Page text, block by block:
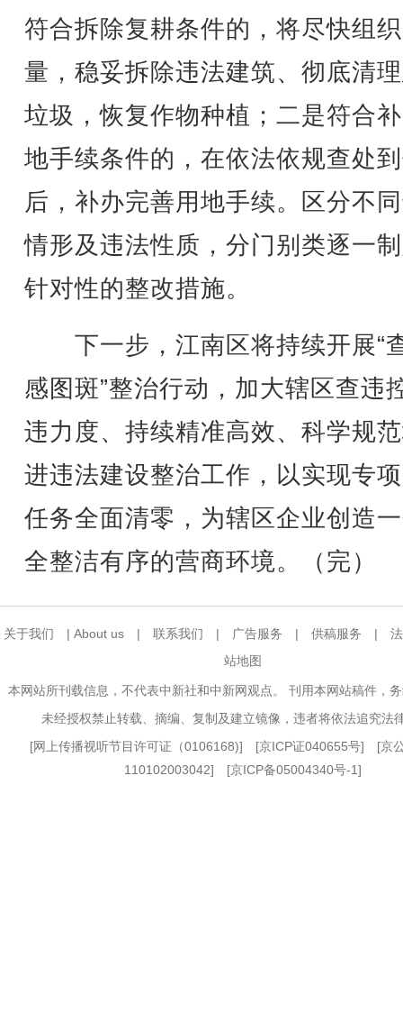
符合拆除复耕条件的，将尽快组
量，稳妥拆除违法建筑、彻底清
垃圾，恢复作物种植；二是符合
地手续条件的，在依法依规查处
后，补办完善用地手续。区分不
情形及违法性质，分门别类逐一
针对性的整改措施。
下一步，江南区将持续开展“
感图斑”整治行动，加大辖区查违
违力度、持续精准高效、科学规
进违法建设整治工作，以实现专
任务全面清零，为辖区企业创造
全整洁有序的营商环境。（完）
关于我们 | About us | 联系我们 | 广告服务 | 供稿服务 |
站地图
本网站所刊载信息，不代表中新社和中新网观点。 刊用本网站稿件，
未经授权禁止转载、摘编、复制及建立镜像，违者将依法追究法
[网上传播视听节目许可证（0106168)] [京ICP证040655号] [京
110102003042] [京ICP备05004340号-1]